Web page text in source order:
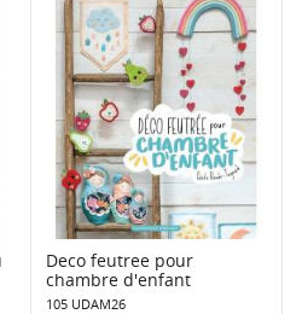
Deco feutree pour
chambre d'enfant
105 UDAM26